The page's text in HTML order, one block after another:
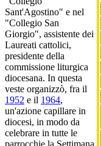
Sant'Agostino" e nel
"Collegio San
Giorgio", assistente dei
Laureati cattolici,
presidente della
commissione liturgica
diocesana. In questa
veste organizzò, fra il
1952 e il 1964,
un'azione capillare in
diocesi, in modo da
celebrare in tutte le